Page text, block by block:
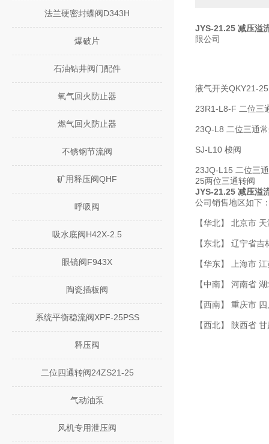
法兰硬密封蝶阀D343H
爆破片
石油钻井阀门配件
氧气回火防止器
燃气回火防止器
不锈钢节流阀
矿用释压阀QHF
呼吸阀
吸水底阀H42X-2.5
眼镜阀F943X
陶瓷插板阀
系统平衡稳流阀XPF-25PSS
释压阀
二位四通转阀24ZS21-25
气动油泵
风机专用泄压阀
JYS-21.25 减压溢
限公司
液气开关QKY21-
23R1-L8-F 二位三
23Q-L8 二位三通
SJ-L10 梭阀
23JQ-L15 二位三
25两位三通转阀
JYS-21.25 减压溢
公司销售地区如下
【华北】 北京市
【东北】 辽宁省
【华东】 上海市
【中南】 河南省
【西南】 重庆市
【西北】 陕西省